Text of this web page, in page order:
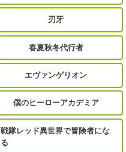
刃牙
春夏秋冬代行者
エヴァンゲリオン
僕のヒーローアカデミア
戦隊レッド異世界で冒険者にな
る